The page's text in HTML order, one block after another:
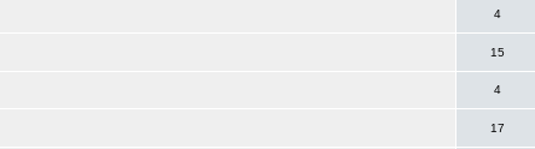
4
15
4
17